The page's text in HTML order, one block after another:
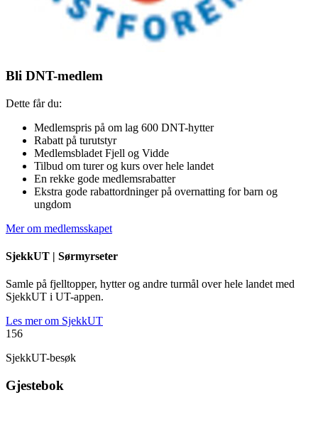
Bli DNT-medlem
Dette får du:
Medlemspris på om lag 600 DNT-hytter
Rabatt på turutstyr
Medlemsbladet Fjell og Vidde
Tilbud om turer og kurs over hele landet
En rekke gode medlemsrabatter
Ekstra gode rabattordninger på overnatting for barn og
ungdom
Mer om medlemsskapet
SjekkUT | Sørmyrseter
Samle på fjelltopper, hytter og andre turmål over hele landet med
SjekkUT i UT-appen.
Les mer om SjekkUT
156
SjekkUT-besøk
Gjestebok